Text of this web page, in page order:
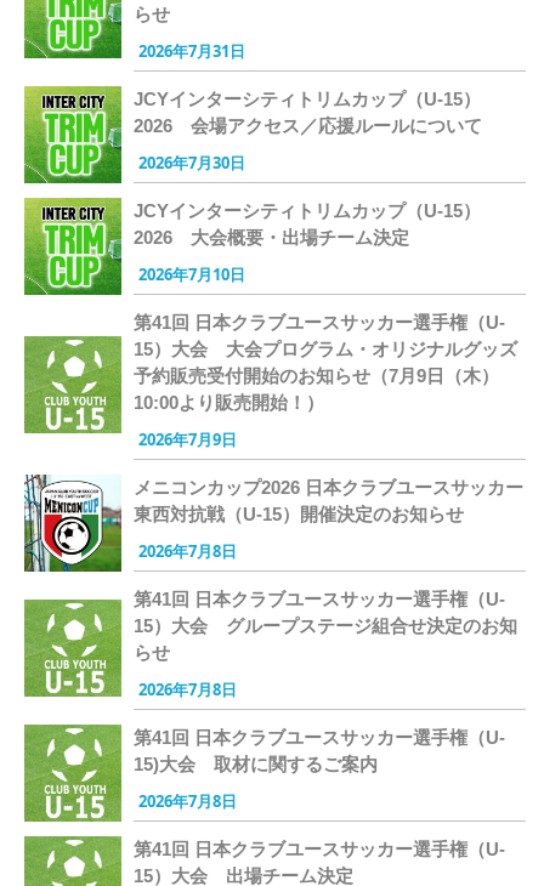
らせ
2026年7月31日
JCYインターシティトリムカップ（U-15）
2026 会場アクセス／応援ルールについて
2026年7月30日
JCYインターシティトリムカップ（U-15）
2026 大会概要・出場チーム決定
2026年7月10日
第41回 日本クラブユースサッカー選手権（U-
15）大会 大会プログラム・オリジナルグッズ
予約販売受付開始のお知らせ（7月9日（木）
10:00より販売開始！）
2026年7月9日
メニコンカップ2026 日本クラブユースサッカー
東西対抗戦（U-15）開催決定のお知らせ
2026年7月8日
第41回 日本クラブユースサッカー選手権（U-
15）大会 グループステージ組合せ決定のお知
らせ
2026年7月8日
第41回 日本クラブユースサッカー選手権（U-
15)大会 取材に関するご案内
2026年7月8日
第41回 日本クラブユースサッカー選手権（U-
15）大会 出場チーム決定